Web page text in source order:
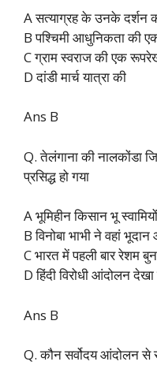
A सत्याग्रह के उनके दर्शन
B पश्चिमी आधुनिकता की
C ग्राम स्वराज की एक
D दांडी मार्च यात्रा की
Ans B
Q. तेलंगाना की नालकोंडा
प्रसिद्ध हो गया
A भूमिहीन किसान भू
B विनोबा भाभी ने वहां
C भारत में पहली बार रेशम
D हिंदी विरोधी आंदोलन देखा
Ans B
Q. कौन सर्वोदय आंदोलन से